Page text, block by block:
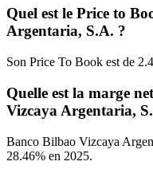
Quel est le Price to
Argentaria, S.A. ?
Son Price To Book est de
Quelle est la marge
Vizcaya Argentaria,
Banco Bilbao Vizcaya
28.46% en 2025.